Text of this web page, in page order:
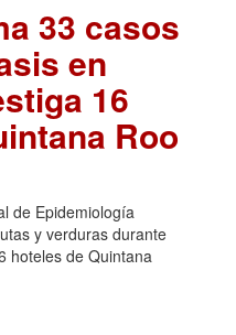
33 casos
en
16
Roo
de Epidemiología
y verduras durante
hoteles de Quintana